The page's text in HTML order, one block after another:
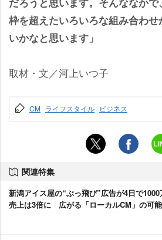
枠を超えたいろいろな組み合わ
いかなと思います」
取材・文／河上いつ子
CM ライフスタイル ビジネス
関連特集
新潟アイス屋の“ぶっ飛び”広告が4日で1000
売上は3倍に 広がる「ローカルCM」の可